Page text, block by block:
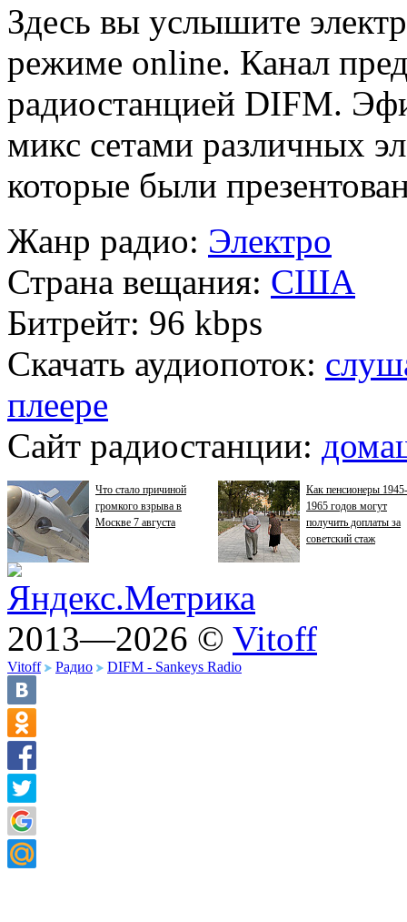
Здесь вы услышите
режиме online. Канал
радиостанцией DIFM.
микс сетами различных
которые были
Жанр радио: Электро
Страна вещания: США
Битрейт: 96 kbps
Скачать аудиопоток:
плеере
Сайт радиостанции:
Что стало причиной
громкого взрыва в
Москве 7 августа
Как пенсионеры 1945-
1965 годов могут
получить доплаты за
советский стаж
2013—2026 © Vitoff
Vitoff Радио DIFM - Sankeys Radio